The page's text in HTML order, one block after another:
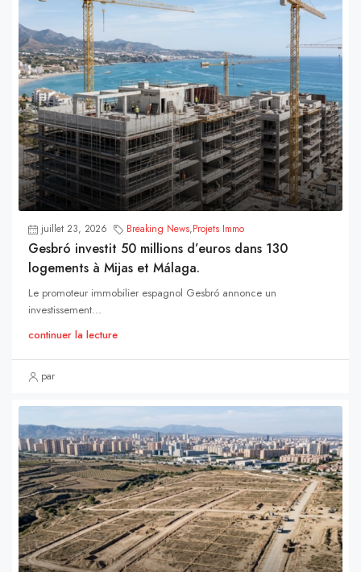
juillet 23, 2026 Breaking News,Projets Immo
Gesbró investit 50 millions d’euros dans 130
logements à Mijas et Málaga.
Le promoteur immobilier espagnol Gesbró annonce un
investissement...
continuer la lecture
par